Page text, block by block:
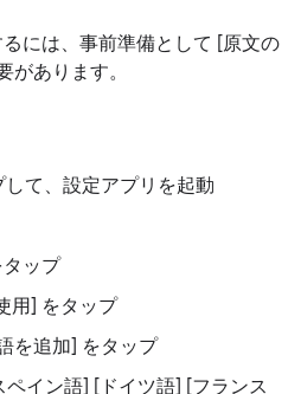
には、事前準備として [原文の
あります。
て、設定アプリを起動
ップ
用] をタップ
を追加] をタップ
イン語] [ドイツ語] [フランス